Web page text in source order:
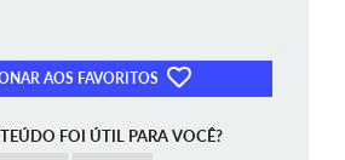
AOS FAVORITOS
FOI ÚTIL PARA VOCÊ?